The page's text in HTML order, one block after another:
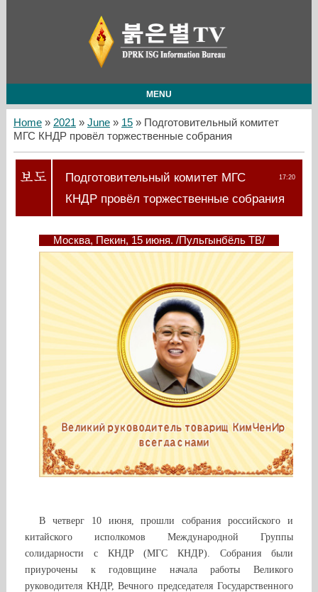
MENU
Home» 2021 » June » 15» Подготовительный комитет
МГС КНДР провёл торжественные собрания
17:20
Подготовительный комитет МГС
КНДР провёл торжественные собрания
Москва, Пекин, 15 июня. /Пульгынбёль ТВ/
В четверг 10 июня, прошли собрания российского и
китайского исполкомов Международной Группы
солидарности с КНДР (МГС КНДР). Собрания были
приурочены к годовщине начала работы Великого
руководителя КНДР, Вечного председателя Государственного